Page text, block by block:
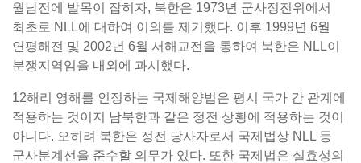
월남전에 발목이 잡히자, 북한은 1973년 군사정전위에서
최초로 NLL에 대하여 이의를 제기했다. 이후 1999년 6월
연평해전 및 2002년 6월 서해교전을 통하여 북한은 NLL이
분쟁지역임을 내외에 과시했다.
12해리 영해를 인정하는 국제해양법은 평시 국가 간 관계에
적용하는 것이지 남북한과 같은 정전 상황에 적용하는 것이
아니다. 오히려 북한은 정전 당사자로서 국제법상 NLL 등
군사분계선을 준수할 의무가 있다. 또한 국제법은 실효성의